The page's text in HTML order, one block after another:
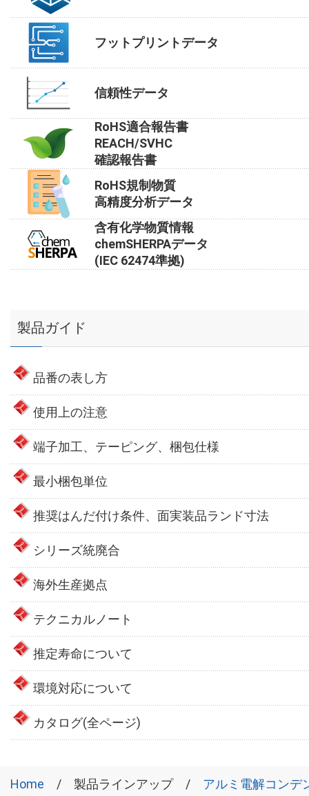
フットプリントデータ
信頼性データ
RoHS適合報告書
REACH/SVHC
確認報告書
RoHS規制物質
高精度分析データ
含有化学物質情報
chemSHERPAデータ
(IEC 62474準拠)
製品ガイド
品番の表し方
使用上の注意
端子加工、テーピング、梱包仕様
最小梱包単位
推奨はんだ付け条件、面実装品ランド寸法
シリーズ統廃合
海外生産拠点
テクニカルノート
推定寿命について
環境対応について
カタログ(全ページ)
Home 製品ラインアップ アルミ電解コンデ